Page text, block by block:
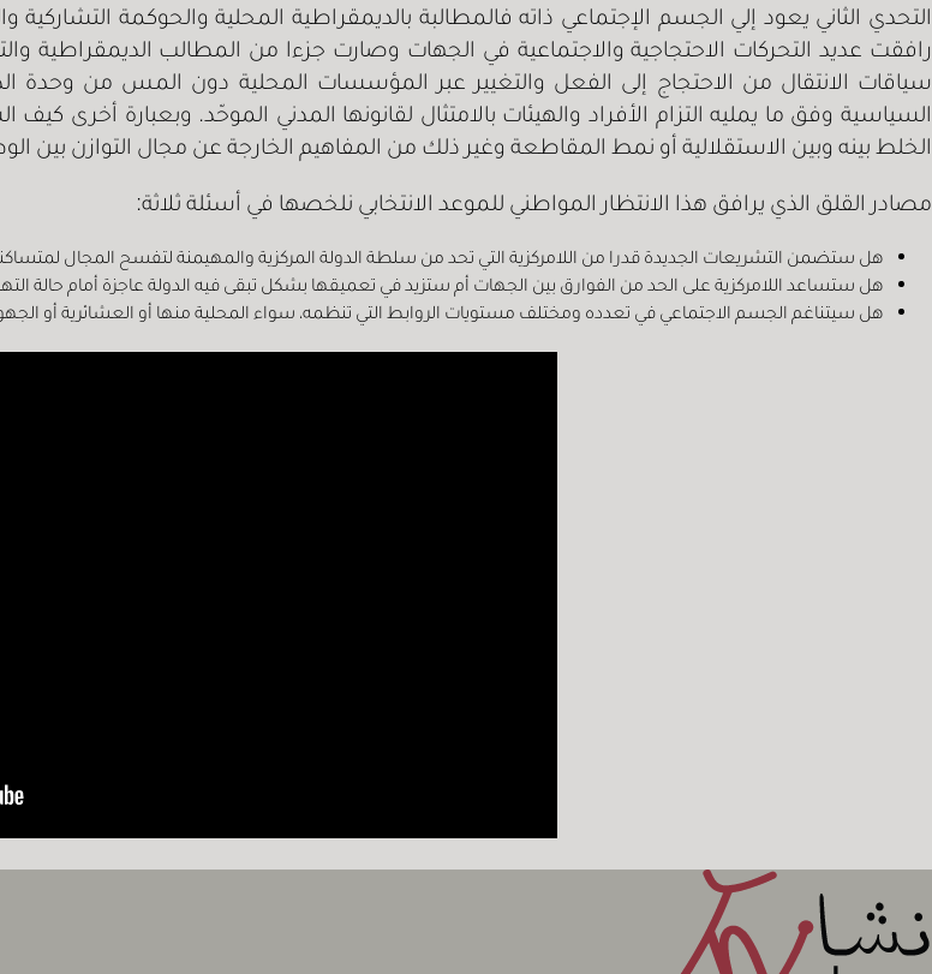
التحدي الثاني يعود إلي الجسم الإجتماعي ذاته فالمطالبة بالديمقراطية المحلية والحوكمة
رافقت عديد التحركات الاحتجاجية والاجتماعية في الجهات وصارت جزءا من المطالب الديمقراطية
سياقات الانتقال من الاحتجاج إلى الفعل والتغيير عبر المؤسسات المحلية دون المس من وحدة الدولة
السياسية وفق ما يمليه التزام الأفراد والهيئات بالامتثال لقانونها المدني الموحّد. وبعبارة
الخلط بينه وبين الاستقلالية أو نمط المقاطعة وغير ذلك من المفاهيم الخارجة عن مجال التوازن بين
مصادر القلق الذي يرافق هذا الانتظار المواطني للموعد الانتخابي نلخصها في أسئلة ثلاثة:
هل ستضمن التشريعات الجديدة قدرا من اللامركزية التي تحد من سلطة الدولة المركزية والمهيمنة لتفسح المجال
هل ستساعد اللامركزية على الحد من الفوارق بين الجهات أم ستزيد في تعميقها بشكل تبقى فيه الدولة عاجزة أمام حالة
هل سيتناغم الجسم الاجتماعي في تعدده ومختلف مستويات الروابط التي تنظمه، سواء المحلية منها أو العشائرية أو